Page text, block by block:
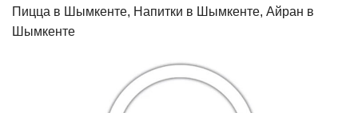
Пицца в Шымкенте, Напитки в Шымкенте, Айран в
Шымкенте